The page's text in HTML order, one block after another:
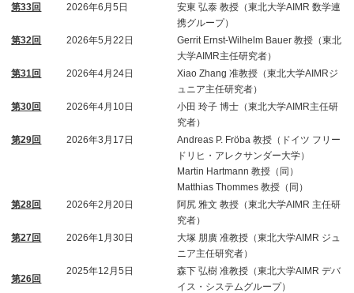
第33回
2026年6月5日
安東 弘泰 教授（東北大学AIMR 数学連
携グループ）
第32回
2026年5月22日
Gerrit Ernst-Wilhelm Bauer 教授（東北
大学AIMR主任研究者）
第31回
2026年4月24日
Xiao Zhang 准教授（東北大学AIMRジ
ュニア主任研究者）
第30回
2026年4月10日
小田 玲子 博士（東北大学AIMR主任研
究者）
第29回
2026年3月17日
Andreas P. Fröba 教授（ドイツ フリー
ドリヒ・アレクサンダー大学）
Martin Hartmann 教授（同）
Matthias Thommes 教授（同）
第28回
2026年2月20日
阿尻 雅文 教授（東北大学AIMR 主任研
究者）
第27回
2026年1月30日
大塚 朋廣 准教授（東北大学AIMR ジュ
ニア主任研究者）
第26回
2025年12月5日
森下 弘樹 准教授（東北大学AIMR デバ
イス・システムグループ）